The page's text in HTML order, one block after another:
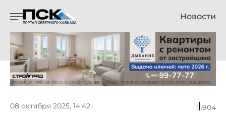
Новости
08 октября 2025, 14:42 904